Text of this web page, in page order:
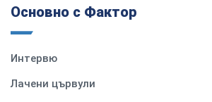
Основно с Фактор
Интервю
Лачени цървули